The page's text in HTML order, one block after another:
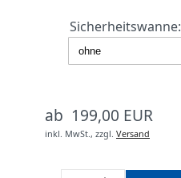
Sicherheitswanne:
ab 199,00 EUR
inkl. MwSt., zzgl. Versand